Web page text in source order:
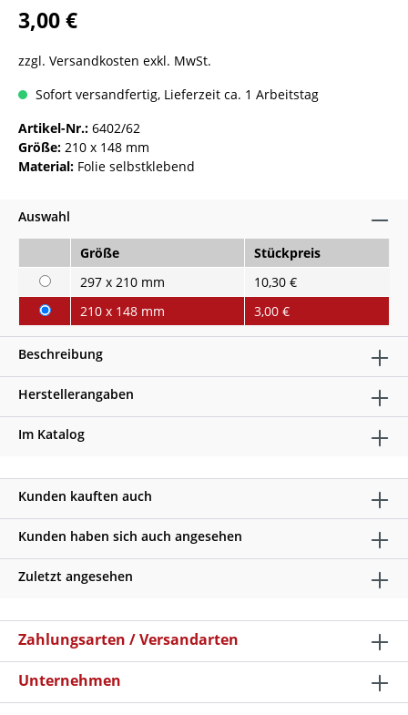
3,00 €
zzgl. Versandkosten exkl. MwSt.
Sofort versandfertig, Lieferzeit ca. 1 Arbeitstag
Artikel-Nr.: 6402/62
Größe: 210 x 148 mm
Material: Folie selbstklebend
Auswahl
Größe
Stückpreis
297 x 210 mm
10,30 €
210 x 148 mm
3,00 €
Beschreibung
Herstellerangaben
Im Katalog
Kunden kauften auch
Kunden haben sich auch angesehen
Zuletzt angesehen
Zahlungsarten / Versandarten
Unternehmen